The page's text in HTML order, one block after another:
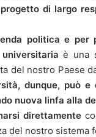
di largo
politica e
è una
del nostro Paese
dunque, può
nuova linfa alla
direttamente
del nostro sistema